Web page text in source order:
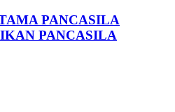
PANCASILA
PANCASILA